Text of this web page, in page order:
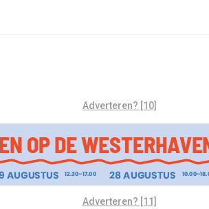
Adverteren? [10]
Adverteren? [11]